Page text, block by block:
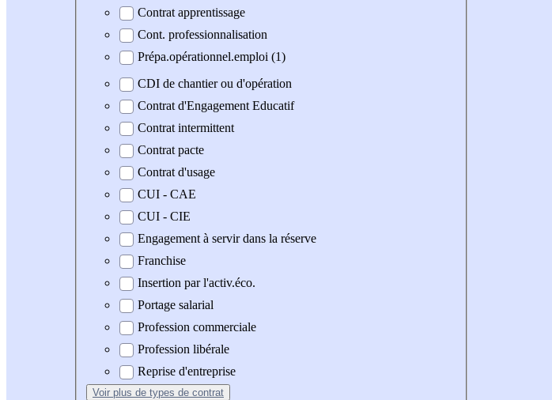
Contrat apprentissage
Cont. professionnalisation
Prépa.opérationnel.emploi (1)
CDI de chantier ou d'opération
Contrat d'Engagement Educatif
Contrat intermittent
Contrat pacte
Contrat d'usage
CUI - CAE
CUI - CIE
Engagement à servir dans la réserve
Franchise
Insertion par l'activ.éco.
Portage salarial
Profession commerciale
Profession libérale
Reprise d'entreprise
Voir plus de types de contrat